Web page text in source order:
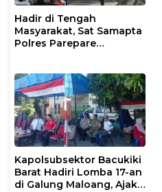
Hadir di Tengah
Masyarakat, Sat Samapta
Polres Parepare
Kapolsubsektor Bacukiki
Barat Hadiri Lomba 17-an
di Galung Maloang, Ajak